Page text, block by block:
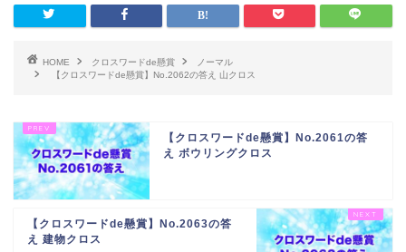
HOME クロスワードde懸賞
ノーマル
【クロスワードde懸賞】No.2062の答え 山クロス
【クロスワードde懸賞】No.2061の答
え ボウリングクロス
【クロスワードde懸賞】No.2063の答
え 建物クロス